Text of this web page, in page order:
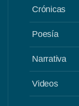
Crónicas
Poesía
Narrativa
Videos